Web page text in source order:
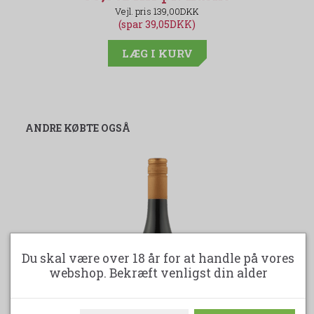
139,00DKK
(spar 39,05DKK)
LÆG I KURV
ANDRE KØBTE OGSÅ
Du skal være over 18 år for at handle på vores
webshop. Bekræft venligst din alder